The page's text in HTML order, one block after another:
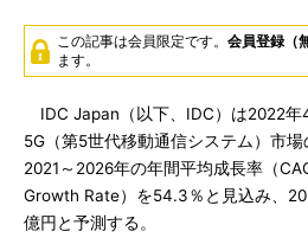
この記事は会員限定です。 会員登録（
ます。
IDC Japan（以下、IDC）は2022年
5G（第5世代移動通信システム）市
2021～2026年の年間平均成長率（
Growth Rate）を54.3％と見込み、
億円と予測する。